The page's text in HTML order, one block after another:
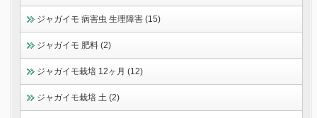
ジャガイモ 病害虫 生理障害 (15)
ジャガイモ 肥料 (2)
ジャガイモ栽培 12ヶ月 (12)
ジャガイモ栽培 土 (2)